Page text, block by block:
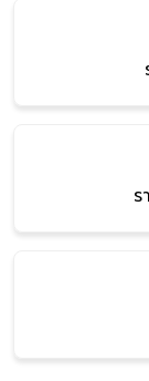
ร